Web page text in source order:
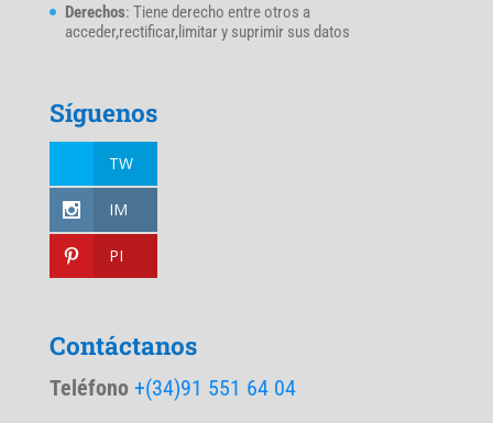
Derechos: Tiene derecho entre otros a
acceder,rectificar,limitar y suprimir sus datos
Síguenos
TW
IM
PI
Contáctanos
Teléfono +(34)91 551 64 04